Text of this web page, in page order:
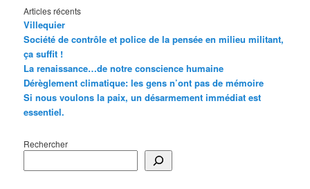
Articles récents
Villequier
Société de contrôle et police de la pensée en milieu militant,
ça suffit !
La renaissance…de notre conscience humaine
Dérèglement climatique: les gens n’ont pas de mémoire
Si nous voulons la paix, un désarmement immédiat est
essentiel.
Rechercher